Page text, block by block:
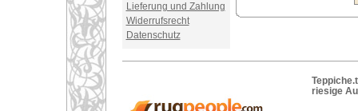
Lieferung und Zahlung
Widerrufsrecht
Datenschutz
riesige